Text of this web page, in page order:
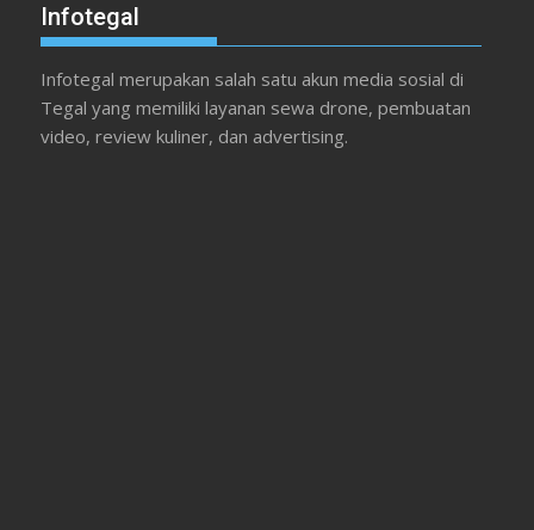
Infotegal
Infotegal merupakan salah satu akun media sosial di
Tegal yang memiliki layanan sewa drone, pembuatan
video, review kuliner, dan advertising.